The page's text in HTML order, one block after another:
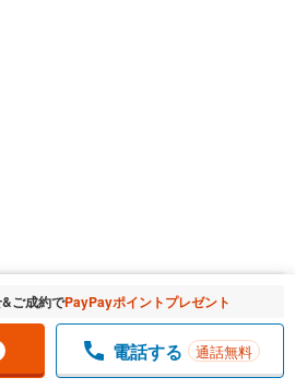
した。 一覧を開く
ご成約でPayPayポイントプレゼント
電話する 通話無料